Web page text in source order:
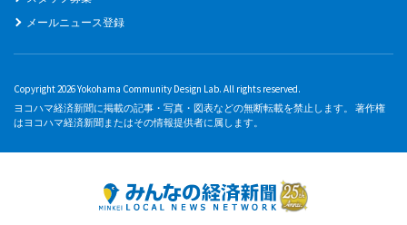
メールニュース登録
Copyright 2026 Yokohama Community Design Lab. All rights reserved.
ヨコハマ経済新聞に掲載の記事・写真・図表などの無断転載を禁止します。 著作権
はヨコハマ経済新聞またはその情報提供者に属します。